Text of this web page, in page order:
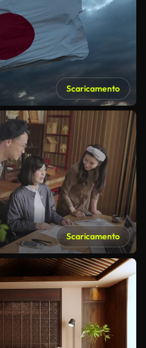
Scaricamento
Scaricamento